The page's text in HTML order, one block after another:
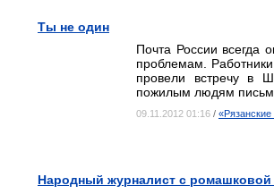
Ты не один
Почта России всегда
проблемам.
провели встречу в
пожилым людям
09.11.2012 01:16 / «Рязанские
Народный журналист с